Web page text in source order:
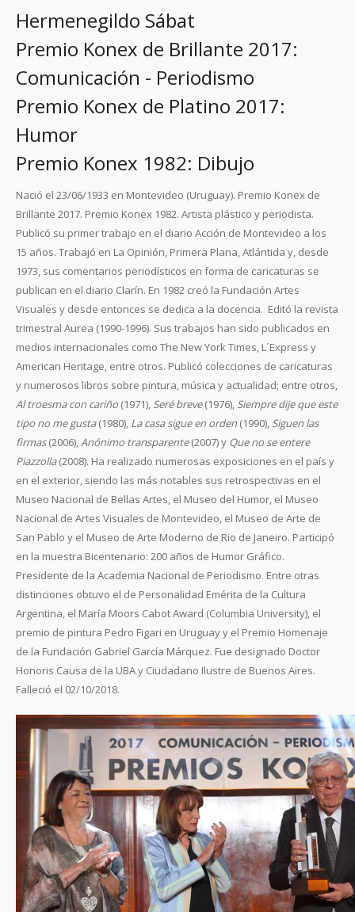
Hermenegildo Sábat
Premio Konex de Brillante 2017:
Comunicación - Periodismo
Premio Konex de Platino 2017:
Humor
Premio Konex 1982: Dibujo
Nació el 23/06/1933 en Montevideo (Uruguay). Premio Konex de
Brillante 2017. Premio Konex 1982. Artista plástico y periodista.
Publicó su primer trabajo en el diario Acción de Montevideo a los
15 años. Trabajó en La Opinión, Primera Plana, Atlántida y, desde
1973, sus comentarios periodísticos en forma de caricaturas se
publican en el diario Clarín. En 1982 creó la Fundación Artes
Visuales y desde entonces se dedica a la docencia. Editó la revista
trimestral Aurea (1990-1996). Sus trabajos han sido publicados en
medios internacionales como The New York Times, L´Express y
American Heritage, entre otros. Publicó colecciones de caricaturas
y numerosos libros sobre pintura, música y actualidad; entre otros,
Al troesma con cariño (1971), Seré breve(1976), Siempre dije que este
tipo no me gusta(1980), La casa sigue en orden (1990), Siguen las
firmas(2006),Anónimo transparente(2007) y Que no se entere
Piazzolla(2008). Ha realizado numerosas exposiciones en el país y
en el exterior, siendo las más notables sus retrospectivas en el
Museo Nacional de Bellas Artes, el Museo del Humor, el Museo
Nacional de Artes Visuales de Montevideo, el Museo de Arte de
San Pablo y el Museo de Arte Moderno de Rio de Janeiro. Participó
en la muestra Bicentenario: 200 años de Humor Gráfico.
Presidente de la Academia Nacional de Periodismo. Entre otras
distinciones obtuvo el de Personalidad Emérita de la Cultura
Argentina, el María Moors Cabot Award (Columbia University), el
premio de pintura Pedro Figari en Uruguay y el Premio Homenaje
de la Fundación Gabriel García Márquez. Fue designado Doctor
Honoris Causa de la UBA y Ciudadano Ilustre de Buenos Aires.
Falleció el 02/10/2018.